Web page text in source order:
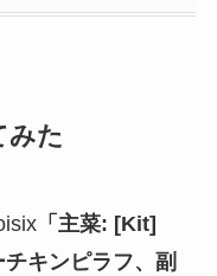
みた
「 主菜: [Kit]
チキンピラフ、 副